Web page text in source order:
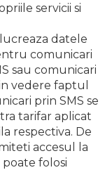
servicii si
datele
comunicari
sau comunicari
vedere faptul
prin SMS se
tarifar aplicat
respectiva. De
accesul la
folosi